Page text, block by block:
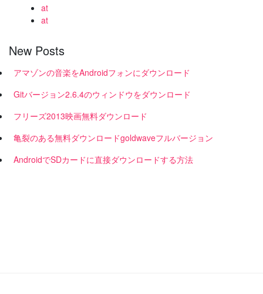
at
at
New Posts
アマゾンの音楽をAndroidフォンにダウンロード
Gitバージョン2.6.4のウィンドウをダウンロード
フリーズ2013映画無料ダウンロード
亀裂のある無料ダウンロードgoldwaveフルバージョン
AndroidでSDカードに直接ダウンロードする方法